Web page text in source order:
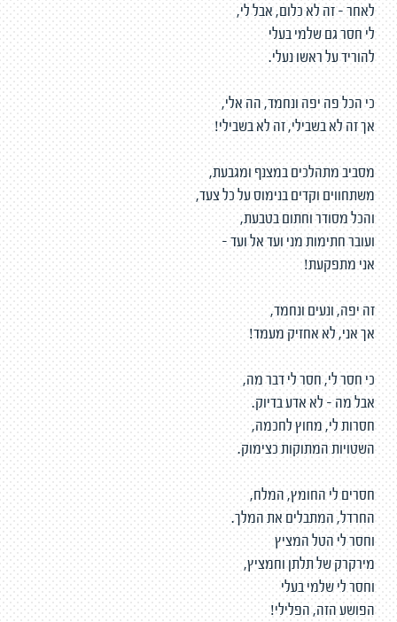
לאחר - זה לא כלום, אבל לי,
לי חסר גם שלמי בעלי
להוריד על ראשו נעלי.
כי הכל פה יפה ונחמד, הה אלי,
אך זה לא בשבילי, זה לא בשבילי!
מסביב מתהלכים במצנף ומגבעת,
משתחווים וקדים בנימוס על כל צעד,
והכל מסודר וחתום בטבעת,
ועובר חתימות מני ועד אל ועד -
אני מתפקעת!
זה יפה, ונעים ונחמד,
אך אני, לא אחזיק מעמד!
כי חסר לי, חסר לי דבר מה,
אבל מה - לא אדע בדיוק.
חסרות לי, מחוץ לחכמה,
השטויות המתוקות כצימוק.
חסרים לי החומץ, המלח,
החרדל, המתבלים את המלך.
וחסר לי הטל המציץ
מירקרק של תלתן וחמציץ,
וחסר לי שלמי בעלי
הפושע הזה, הפלילי!